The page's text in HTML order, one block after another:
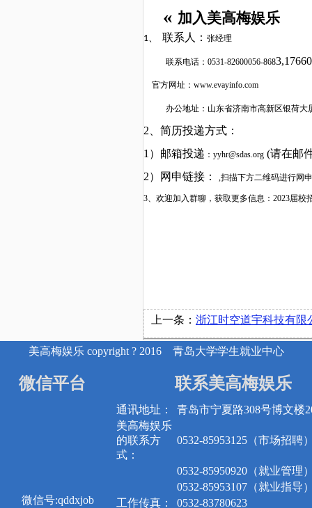
« 加入美高梅娱乐
1、 联系人： 张经理
联系电话： 0531-82600056-868
官方网址： www.evayinfo.com
办公地址：山东省济南市高新区银荷大
2、简历投递方式：
1） 邮箱投递 ： yyhr@sdas.org (请在邮
2）网申链接：
,扫描下方二维码进行网
3、欢迎加入群聊，获取更多信息：2023届校
上一条： 浙江时空道宇科技有限公司
美高梅娱乐 copyright ? 2016 青岛大学学生就业中心
微信平台
微信号:qddxjob
联系美高梅娱乐
通讯地址：
青岛市宁夏路308号博文楼
美高梅娱乐
的联系方
式：
0532-85953125（市场招聘
0532-85950920（就业管理
0532-85953107（就业指导
工作传真：
0532-83780623